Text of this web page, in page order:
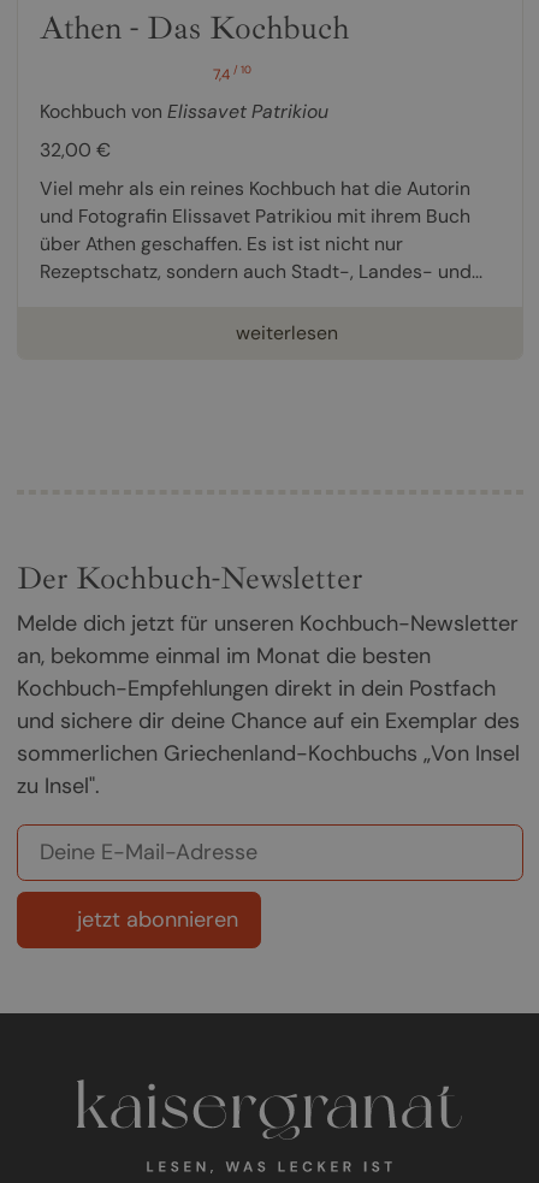
Athen - Das Kochbuch
7,4/ 10
Kochbuch von Elissavet Patrikiou
32,00 €
Viel mehr als ein reines Kochbuch hat die Autorin
und Fotografin Elissavet Patrikiou mit ihrem Buch
über Athen geschaffen. Es ist ist nicht nur
Rezeptschatz, sondern auch Stadt-, Landes- und...
weiterlesen
Der Kochbuch-Newsletter
Melde dich jetzt für unseren Kochbuch-Newsletter
an, bekomme einmal im Monat die besten
Kochbuch-Empfehlungen direkt in dein Postfach
und sichere dir deine Chance auf ein Exemplar des
sommerlichen Griechenland-Kochbuchs „Von Insel
zu Insel".
jetzt abonnieren